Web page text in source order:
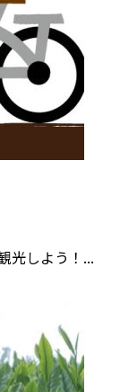
光しよう！...